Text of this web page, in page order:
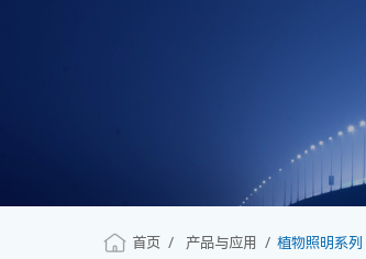
首页 产品与应用 植物照明系列